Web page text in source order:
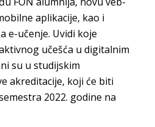
aplikacije, kao i
e-učenje. Uvidi koje
učešća u digitalnim
su u studijskim
akreditacije, koji će biti
2022. godine na